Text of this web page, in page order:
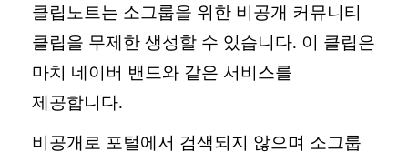
클립노트는 소그룹을 위한 비공개 커뮤니티
클립을 무제한 생성할 수 있습니다. 이 클립은
마치 네이버 밴드와 같은 서비스를
제공합니다.
비공개로 포털에서 검색되지 않으며 소그룹